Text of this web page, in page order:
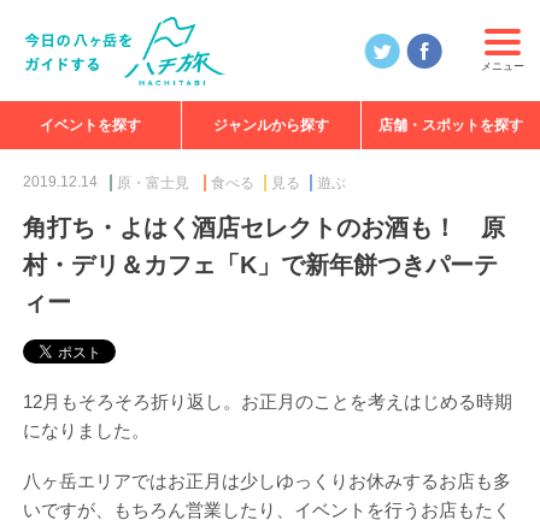
メニュー
イベントを探す ジャンルから探す 店舗・スポットを探す
2019.12.14 原・富士見 食べる 見る 遊ぶ
角打ち・よはく酒店セレクトのお酒も！ 原
村・デリ＆カフェ「K」で新年餅つきパーテ
ィー
12月もそろそろ折り返し。お正月のことを考えはじめる時期
になりました。
八ヶ岳エリアではお正月は少しゆっくりお休みするお店も多
いですが、もちろん営業したり、イベントを行うお店もたく